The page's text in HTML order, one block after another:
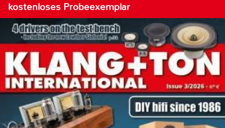
kostenloses Probeexemplar